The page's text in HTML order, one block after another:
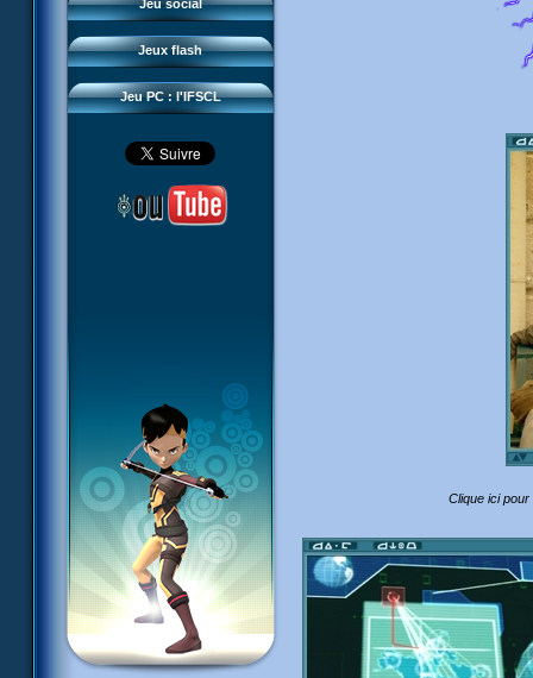
Jeu social
Jeux flash
Sector 2 Escape
Jeu PC : l'IFSCL
Téléchargements
Réseau IFSCL
Clique ici